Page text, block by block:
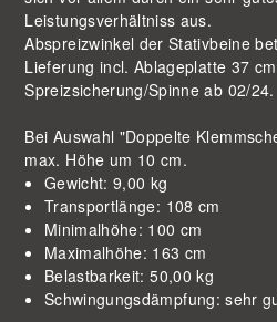
Leistungsverhältniss aus.
Abspreizwinkel der Stativbeine
Lieferung incl. Ablageplatte 37
Spreizsicherung/Spinne ab 02/24.
Bei Auswahl "Doppelte
max. Höhe um 10 cm.
Gewicht: 9,00 kg
Transportlänge: 108 cm
Minimalhöhe: 100 cm
Maximalhöhe: 163 cm
Belastbarkeit: 50,00 kg
Schwingungsdämpfung: sehr